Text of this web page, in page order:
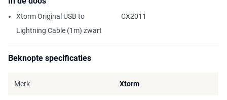
Xtorm Original USB to
Lightning Cable (1m) zwart
CX2011
Beknopte specificaties
Merk Xtorm